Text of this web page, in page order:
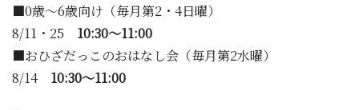
■0歳～6歳向け（毎月第2・4日曜）
8/11・25 10:30～11:00
■おひざだっこのおはなし会（毎月第2水曜）
8/14 10:30～11:00